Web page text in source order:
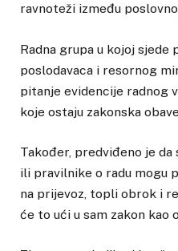
ravnoteži između
Radna grupa u kojoj sjede
poslodavaca i resornog
pitanje evidencije radnog
koje ostaju zakonska
Također, predviđeno je
ili pravilnike o radu mogu
na prijevoz, topli obrok i
će to ući u sam zakon kao